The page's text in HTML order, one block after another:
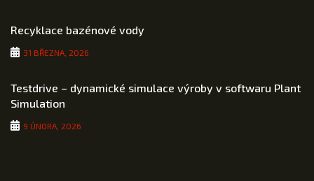
Recyklace bazénové vody
31 BŘEZNA, 2026
Testdrive – dynamické simulace výroby v softwaru Plant
Simulation
9 ÚNORA, 2026